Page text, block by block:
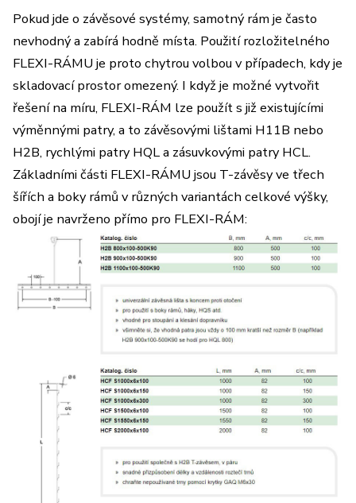
Pokud jde o závěsové systémy, samotný rám je často
nevhodný a zabírá hodně místa. Použití rozložitelného
FLEXI-RÁMU je proto chytrou volbou v případech, kdy je
skladovací prostor omezený. I když je možné vytvořit
řešení na míru, FLEXI-RÁM lze použít s již existujícími
výměnnými patry, a to závěsovými lištami H11B nebo
H2B, rychlými patry HQL a zásuvkovými patry HCL.
Základními části FLEXI-RÁMU jsou T-závěsy ve třech
šířích a boky rámů v různých variantách celkové výšky,
obojí je navrženo přímo pro FLEXI-RÁM: